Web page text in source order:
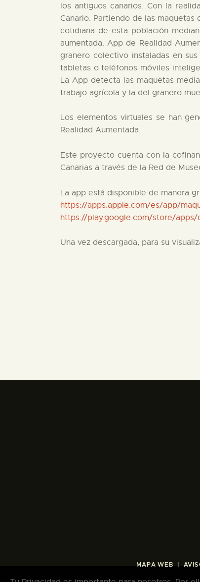
los antiguos canarios. Con la
Canario. Partiendo de las
cotidiana de esta población
aumentada. App de Realidad
granero colectivo instaladas en
tabletas o teléfonos móviles
La App detecta las maquetas
trabajo agrícola y la del granero
Los elementos virtuales se han
Realidad Aumentada.
Este proyecto cuenta con la
Canarias a través de la Red de
La app está disponible de manera
https://apps.apple.com/es/app/
https://play.google.com/store/apps/
Una vez descargada, para su
MAPA WEB